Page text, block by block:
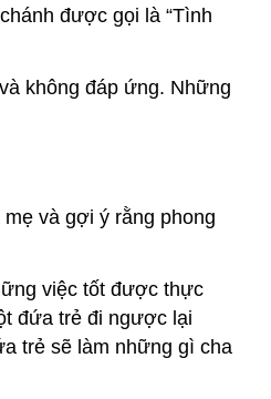
được gọi là “Tình
không đáp ứng. Những
và gợi ý rằng phong
việc tốt được thực
đứa trẻ đi ngược lại
trẻ sẽ làm những gì cha